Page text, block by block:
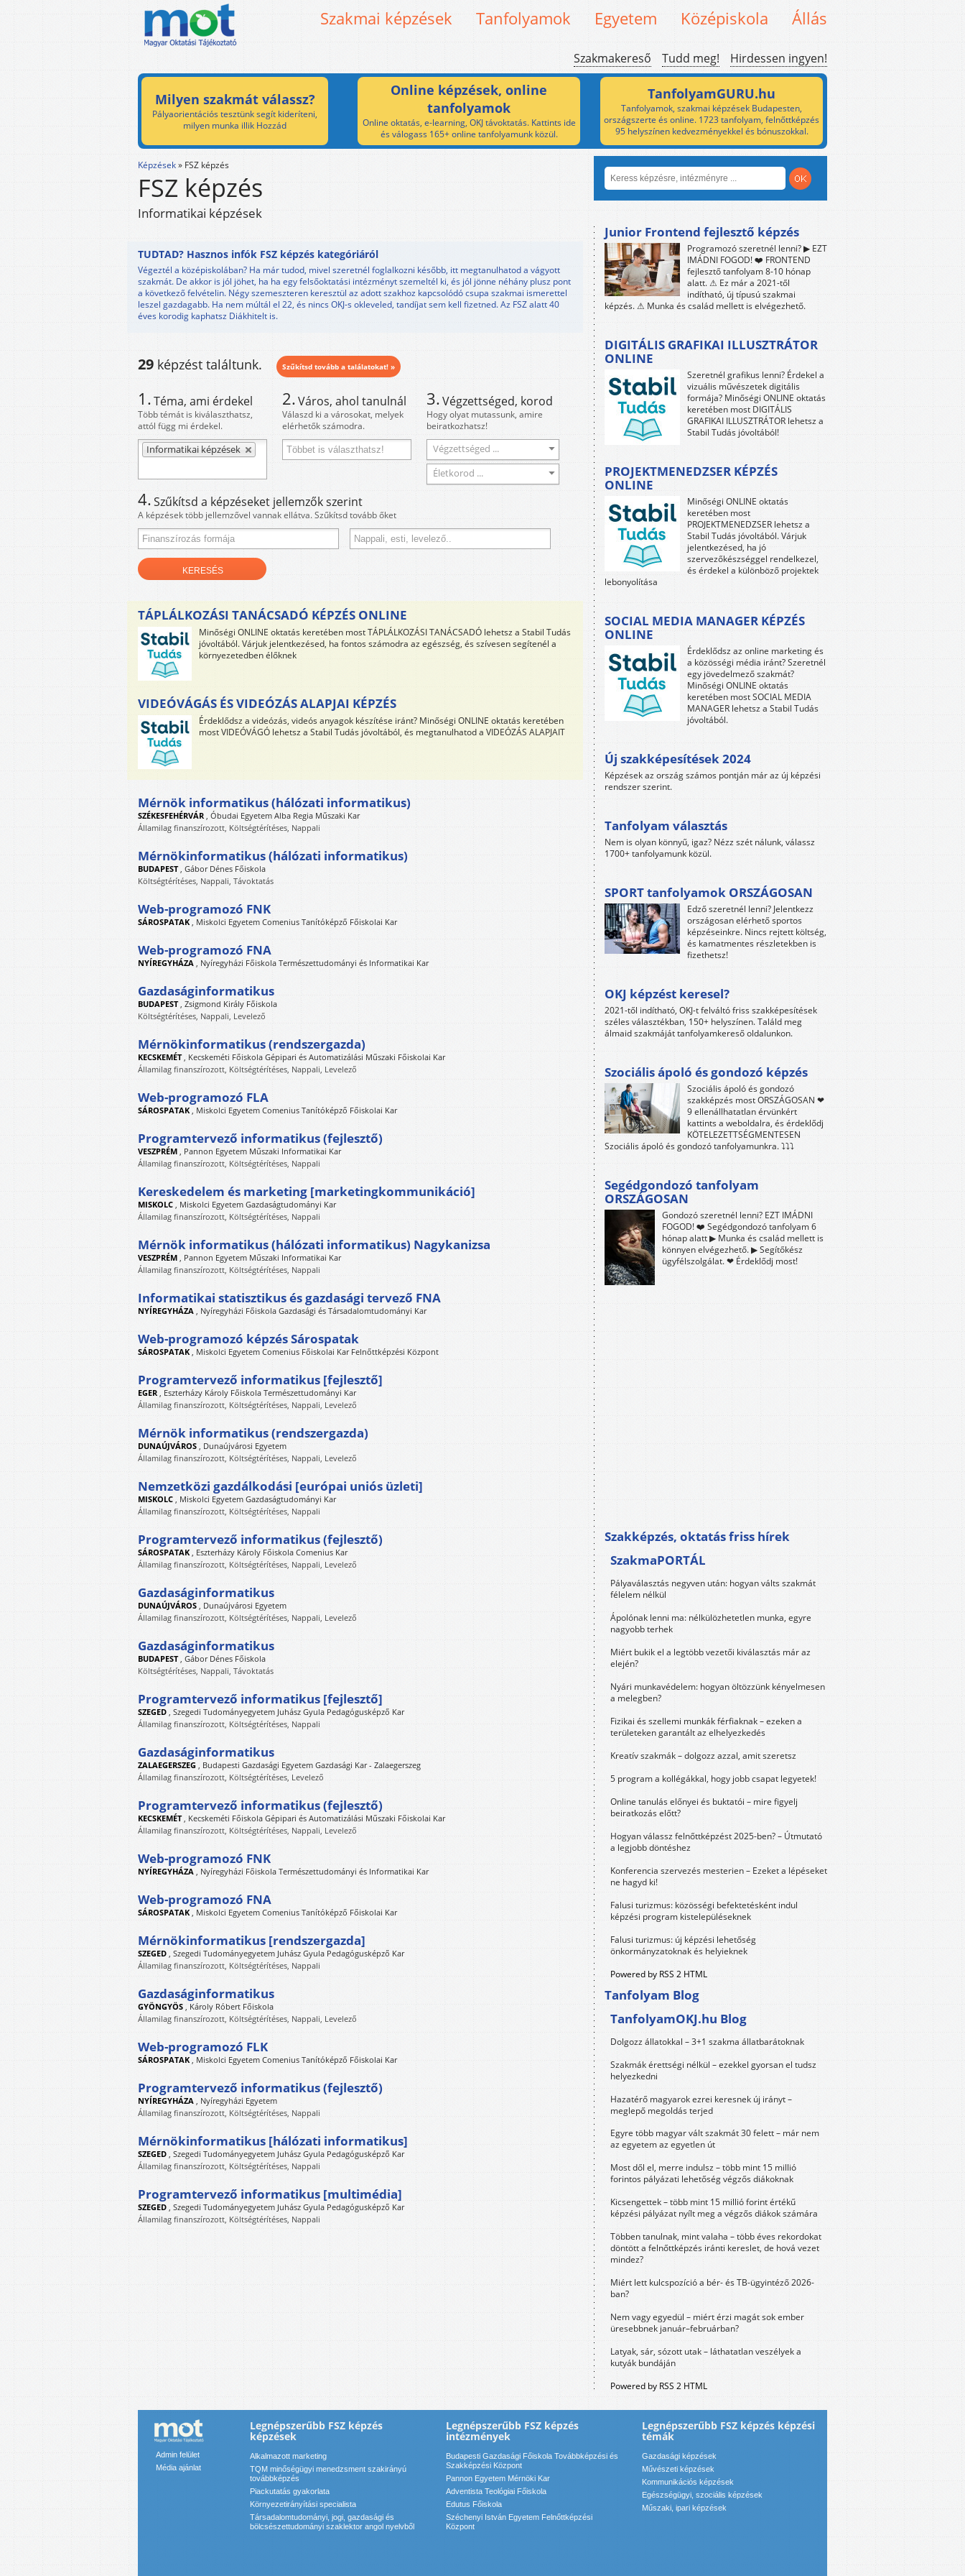
Szakmai képzések Tanfolyamok Egyetem Középiskola Állás
Szakmakereső Tudd meg! Hirdessen ingyen!
Milyen szakmát válassz?
Pályaorientációs tesztünk segít kideríteni,
milyen munka illik Hozzád
Online képzések, online
tanfolyamok
Online oktatás, e-learning, OKJ távoktatás. Kattints ide
és válogass 165+ online tanfolyamunk közül.
TanfolyamGURU.hu
Tanfolyamok, szakmai képzések Budapesten,
országszerte és online. 1723 tanfolyam, felnőttképzés
95 helyszínen kedvezményekkel és bónuszokkal.
Képzések» FSZ képzés
FSZ képzés
Informatikai képzések
TUDTAD? Hasznos infók FSZ képzés kategóriáról
Végeztél a középiskolában? Ha már tudod, mivel szeretnél foglalkozni később, itt megtanulhatod a vágyott
szakmát. De akkor is jól jöhet, ha ha egy felsőoktatási intézményt szemeltél ki, és jól jönne néhány plusz pont
a következő felvételin. Négy szemeszteren keresztül az adott szakhoz kapcsolódó csupa szakmai ismerettel
leszel gazdagabb. Ha nem múltál el 22, és nincs OKJ-s okleveled, tandíjat sem kell fizetned. Az FSZ alatt 40
éves korodig kaphatsz Diákhitelt is.
29 képzést találtunk. Szűkítsd tovább a találatokat! »
1.Téma, ami érdekel
Több témát is kiválaszthatsz,
attól függ mi érdekel.
Informatikai képzések
2.Város, ahol tanulnál
Válaszd ki a városokat, melyek
elérhetők számodra.
3.Végzettséged, korod
Hogy olyat mutassunk, amire
beiratkozhatsz!
Végzettséged ...
Életkorod ...
4.Szűkítsd a képzéseket jellemzők szerint
A képzések több jellemzővel vannak ellátva. Szűkítsd tovább őket
TÁPLÁLKOZÁSI TANÁCSADÓ KÉPZÉS ONLINE
Minőségi ONLINE oktatás keretében most TÁPLÁLKOZÁSI TANÁCSADÓ lehetsz a Stabil Tudás
jóvoltából. Várjuk jelentkezésed, ha fontos számodra az egészség, és szívesen segítenél a
környezetedben élőknek
VIDEÓVÁGÁS ÉS VIDEÓZÁS ALAPJAI KÉPZÉS
Érdeklődsz a videózás, videós anyagok készítése iránt? Minőségi ONLINE oktatás keretében
most VIDEÓVÁGÓ lehetsz a Stabil Tudás jóvoltából, és megtanulhatod a VIDEÓZÁS ALAPJAIT
Mérnök informatikus (hálózati informatikus)
SZÉKESFEHÉRVÁR , Óbudai Egyetem Alba Regia Műszaki Kar
Államilag finanszírozott, Költségtérítéses, Nappali
Mérnökinformatikus (hálózati informatikus)
BUDAPEST, Gábor Dénes Főiskola
Költségtérítéses, Nappali, Távoktatás
Web-programozó FNK
SÁROSPATAK , Miskolci Egyetem Comenius Tanítóképző Főiskolai Kar
Web-programozó FNA
NYÍREGYHÁZA , Nyíregyházi Főiskola Természettudományi és Informatikai Kar
Gazdaságinformatikus
BUDAPEST, Zsigmond Király Főiskola
Költségtérítéses, Nappali, Levelező
Mérnökinformatikus (rendszergazda)
KECSKEMÉT, Kecskeméti Főiskola Gépipari és Automatizálási Műszaki Főiskolai Kar
Államilag finanszírozott, Költségtérítéses, Nappali, Levelező
Web-programozó FLA
SÁROSPATAK , Miskolci Egyetem Comenius Tanítóképző Főiskolai Kar
Programtervező informatikus (fejlesztő)
VESZPRÉM , Pannon Egyetem Műszaki Informatikai Kar
Államilag finanszírozott, Költségtérítéses, Nappali
Kereskedelem és marketing [marketingkommunikáció]
MISKOLC , Miskolci Egyetem Gazdaságtudományi Kar
Államilag finanszírozott, Költségtérítéses, Nappali
Mérnök informatikus (hálózati informatikus) Nagykanizsa
VESZPRÉM , Pannon Egyetem Műszaki Informatikai Kar
Államilag finanszírozott, Költségtérítéses, Nappali
Informatikai statisztikus és gazdasági tervező FNA
NYÍREGYHÁZA , Nyíregyházi Főiskola Gazdasági és Társadalomtudományi Kar
Web-programozó képzés Sárospatak
SÁROSPATAK , Miskolci Egyetem Comenius Főiskolai Kar Felnőttképzési Központ
Programtervező informatikus [fejlesztő]
EGER , Eszterházy Károly Főiskola Természettudományi Kar
Államilag finanszírozott, Költségtérítéses, Nappali, Levelező
Mérnök informatikus (rendszergazda)
DUNAÚJVÁROS , Dunaújvárosi Egyetem
Államilag finanszírozott, Költségtérítéses, Nappali, Levelező
Nemzetközi gazdálkodási [európai uniós üzleti]
MISKOLC , Miskolci Egyetem Gazdaságtudományi Kar
Államilag finanszírozott, Költségtérítéses, Nappali
Programtervező informatikus (fejlesztő)
SÁROSPATAK , Eszterházy Károly Főiskola Comenius Kar
Államilag finanszírozott, Költségtérítéses, Nappali, Levelező
Gazdaságinformatikus
DUNAÚJVÁROS , Dunaújvárosi Egyetem
Államilag finanszírozott, Költségtérítéses, Nappali, Levelező
Gazdaságinformatikus
BUDAPEST, Gábor Dénes Főiskola
Költségtérítéses, Nappali, Távoktatás
Programtervező informatikus [fejlesztő]
SZEGED , Szegedi Tudományegyetem Juhász Gyula Pedagógusképző Kar
Államilag finanszírozott, Költségtérítéses, Nappali
Gazdaságinformatikus
ZALAEGERSZEG , Budapesti Gazdasági Egyetem Gazdasági Kar - Zalaegerszeg
Államilag finanszírozott, Költségtérítéses, Levelező
Programtervező informatikus (fejlesztő)
KECSKEMÉT, Kecskeméti Főiskola Gépipari és Automatizálási Műszaki Főiskolai Kar
Államilag finanszírozott, Költségtérítéses, Nappali, Levelező
Web-programozó FNK
NYÍREGYHÁZA , Nyíregyházi Főiskola Természettudományi és Informatikai Kar
Web-programozó FNA
SÁROSPATAK , Miskolci Egyetem Comenius Tanítóképző Főiskolai Kar
Mérnökinformatikus [rendszergazda]
SZEGED , Szegedi Tudományegyetem Juhász Gyula Pedagógusképző Kar
Államilag finanszírozott, Költségtérítéses, Nappali
Gazdaságinformatikus
GYÖNGYÖS , Károly Róbert Főiskola
Államilag finanszírozott, Költségtérítéses, Nappali, Levelező
Web-programozó FLK
SÁROSPATAK , Miskolci Egyetem Comenius Tanítóképző Főiskolai Kar
Programtervező informatikus (fejlesztő)
NYÍREGYHÁZA , Nyíregyházi Egyetem
Államilag finanszírozott, Költségtérítéses, Nappali
Mérnökinformatikus [hálózati informatikus]
SZEGED , Szegedi Tudományegyetem Juhász Gyula Pedagógusképző Kar
Államilag finanszírozott, Költségtérítéses, Nappali
Programtervező informatikus [multimédia]
SZEGED , Szegedi Tudományegyetem Juhász Gyula Pedagógusképző Kar
Államilag finanszírozott, Költségtérítéses, Nappali
Junior Frontend fejlesztő képzés
Programozó szeretnél lenni? ▶ EZT
IMÁDNI FOGOD! ❤️ FRONTEND
fejlesztő tanfolyam 8-10 hónap
alatt. ⚠ Ez már a 2021-től
indítható, új típusú szakmai
képzés. ⚠ Munka és család mellett is elvégezhető.
DIGITÁLIS GRAFIKAI ILLUSZTRÁTOR
ONLINE
Szeretnél grafikus lenni? Érdekel a
vizuális művészetek digitális
formája? Minőségi ONLINE oktatás
keretében most DIGITÁLIS
GRAFIKAI ILLUSZTRÁTOR lehetsz a
Stabil Tudás jóvoltából!
PROJEKTMENEDZSER KÉPZÉS
ONLINE
Minőségi ONLINE oktatás
keretében most
PROJEKTMENEDZSER lehetsz a
Stabil Tudás jóvoltából. Várjuk
jelentkezésed, ha jó
szervezőkészséggel rendelkezel,
és érdekel a különböző projektek
lebonyolítása
SOCIAL MEDIA MANAGER KÉPZÉS
ONLINE
Érdeklődsz az online marketing és
a közösségi média iránt? Szeretnél
egy jövedelmező szakmát?
Minőségi ONLINE oktatás
keretében most SOCIAL MEDIA
MANAGER lehetsz a Stabil Tudás
jóvoltából.
Új szakképesítések 2024
Képzések az ország számos pontján már az új képzési
rendszer szerint.
Tanfolyam választás
Nem is olyan könnyű, igaz? Nézz szét nálunk, válassz
1700+ tanfolyamunk közül.
SPORT tanfolyamok ORSZÁGOSAN
Edző szeretnél lenni? Jelentkezz
országosan elérhető sportos
képzéseinkre. Nincs rejtett költség,
és kamatmentes részletekben is
fizethetsz!
OKJ képzést keresel?
2021-től indítható, OKJ-t felváltó friss szakképesítések
széles választékban, 150+ helyszínen. Találd meg
álmaid szakmáját tanfolyamkereső oldalunkon.
Szociális ápoló és gondozó képzés
Szociális ápoló és gondozó
szakképzés most ORSZÁGOSAN ❤
9 ellenállhatatlan érvünkért
kattints a weboldalra, és érdeklődj
KÖTELEZETTSÉGMENTESEN
Szociális ápoló és gondozó tanfolyamunkra. ⤵⤵⤵
Segédgondozó tanfolyam
ORSZÁGOSAN
Gondozó szeretnél lenni? EZT IMÁDNI
FOGOD! ❤️ Segédgondozó tanfolyam 6
hónap alatt ▶ Munka és család mellett is
könnyen elvégezhető. ▶ Segítőkész
ügyfélszolgálat. ❤ Érdeklődj most!
Szakképzés, oktatás friss hírek
SzakmaPORTÁL
Pályaválasztás negyven után: hogyan válts szakmát
félelem nélkül
Ápolónak lenni ma: nélkülözhetetlen munka, egyre
nagyobb terhek
Miért bukik el a legtöbb vezetői kiválasztás már az
elején?
Nyári munkavédelem: hogyan öltözzünk kényelmesen
a melegben?
Fizikai és szellemi munkák férfiaknak – ezeken a
területeken garantált az elhelyezkedés
Kreatív szakmák – dolgozz azzal, amit szeretsz
5 program a kollégákkal, hogy jobb csapat legyetek!
Online tanulás előnyei és buktatói – mire figyelj
beiratkozás előtt?
Hogyan válassz felnőttképzést 2025-ben? – Útmutató
a legjobb döntéshez
Konferencia szervezés mesterien – Ezeket a lépéseket
ne hagyd ki!
Falusi turizmus: közösségi befektetésként indul
képzési program kistelepüléseknek
Falusi turizmus: új képzési lehetőség
önkormányzatoknak és helyieknek
Powered by RSS 2 HTML
Tanfolyam Blog
TanfolyamOKJ.hu Blog
Dolgozz állatokkal – 3+1 szakma állatbarátoknak
Szakmák érettségi nélkül – ezekkel gyorsan el tudsz
helyezkedni
Hazatérő magyarok ezrei keresnek új irányt –
meglepő megoldás terjed
Egyre több magyar vált szakmát 30 felett – már nem
az egyetem az egyetlen út
Most dől el, merre indulsz – több mint 15 millió
forintos pályázati lehetőség végzős diákoknak
Kicsengettek – több mint 15 millió forint értékű
képzési pályázat nyílt meg a végzős diákok számára
Többen tanulnak, mint valaha – több éves rekordokat
döntött a felnőttképzés iránti kereslet, de hová vezet
mindez?
Miért lett kulcspozíció a bér- és TB-ügyintéző 2026-
ban?
Nem vagy egyedül – miért érzi magát sok ember
üresebbnek január–februárban?
Latyak, sár, sózott utak – láthatatlan veszélyek a
kutyák bundáján
Powered by RSS 2 HTML
Admin felület
Média ajánlat
Legnépszerűbb FSZ képzés
képzések
Alkalmazott marketing
TQM minőségügyi menedzsment szakirányú
továbbképzés
Piackutatás gyakorlata
Környezetirányítási specialista
Társadalomtudományi, jogi, gazdasági és
bölcsészettudományi szaklektor angol nyelvből
Legnépszerűbb FSZ képzés
intézmények
Budapesti Gazdasági Főiskola Továbbképzési és
Szakképzési Központ
Pannon Egyetem Mérnöki Kar
Adventista Teológiai Főiskola
Edutus Főiskola
Széchenyi István Egyetem Felnőttképzési
Központ
Legnépszerűbb FSZ képzés képzési
témák
Gazdasági képzések
Művészeti képzések
Kommunikációs képzések
Egészségügyi, szociális képzések
Műszaki, ipari képzések